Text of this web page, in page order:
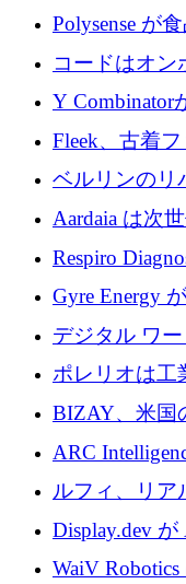
社という記録
ンブルク
Polysense が
張するために
コードはオン
ス、支払いを
Y Combinator
ップFintoが
ーではなく
Fleek、古着
万ドルを確保
ベルリンのリ
維仕分け規
Aardaia は次
寄付
Respiro
100 万ポンド
Gyre Energy
を削減するた
デジタル ワ
1,000 万人の
700 万ドルを
ポレリオは工
万ユーロを確
BIZAY、米国
めに5,500万
ARC
ットフォーム
ルフィ、リア
810万ポンドを
Display.dev
コラボレーシ
WaiV